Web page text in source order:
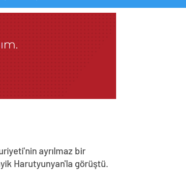
ayrılmaz bir
Harutyunyan'la görüştü.